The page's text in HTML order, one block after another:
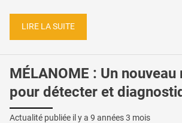
LIRE LA SUITE
MÉLANOME : Un
pour détecter et
Actualité publiée il y a 9 années 3 mois